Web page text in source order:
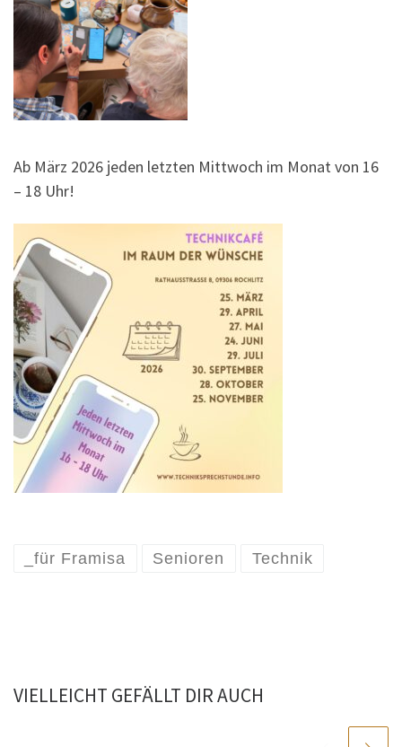
Ab März 2026 jeden letzten Mittwoch im Monat von 16
– 18 Uhr!
_für Framisa Senioren Technik
VIELLEICHT GEFÄLLT DIR AUCH